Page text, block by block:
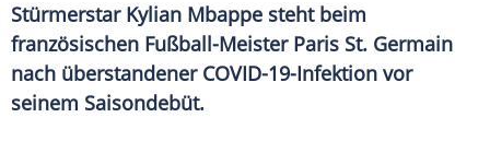
Stürmerstar Kylian Mbappe steht beim
französischen Fußball-Meister Paris St. Germain
nach überstandener COVID-19-Infektion vor
seinem Saisondebüt.